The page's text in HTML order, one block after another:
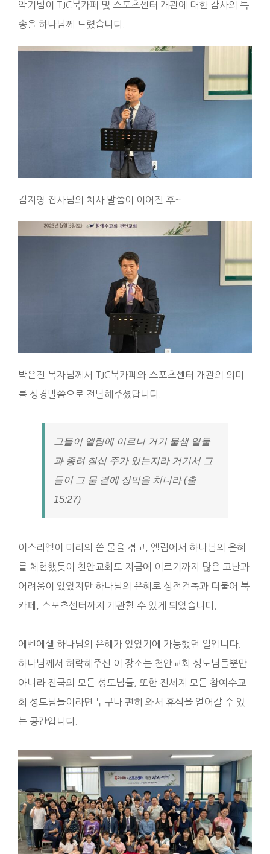
악기팀이 TJC북카페 및 스포츠센터 개관에 대한 감사의 특
송을 하나님께 드렸습니다.
김지영 집사님의 치사 말씀이 이어진 후~
박은진 목자님께서 TJC북카페와 스포츠센터 개관의 의미
를 성경말씀으로 전달해주셨답니다.
그들이 엘림에 이르니 거기 물샘 열둘
과 종려 칠십 주가 있는지라 거기서 그
들이 그 물 곁에 장막을 치니라 (출
15:27)
이스라엘이 마라의 쓴 물을 겪고, 엘림에서 하나님의 은혜
를 체험했듯이 천안교회도 지금에 이르기까지 많은 고난과
어려움이 있었지만 하나님의 은혜로 성전건축과 더불어 북
카페, 스포츠센터까지 개관할 수 있게 되었습니다.
에벤에셀 하나님의 은혜가 있었기에 가능했던 일입니다.
하나님께서 허락해주신 이 장소는 천안교회 성도님들뿐만
아니라 전국의 모든 성도님들, 또한 전세계 모든 참예수교
회 성도님들이라면 누구나 편히 와서 휴식을 얻어갈 수 있
는 공간입니다.